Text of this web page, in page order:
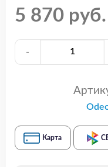
5 870 руб.
-
Карта